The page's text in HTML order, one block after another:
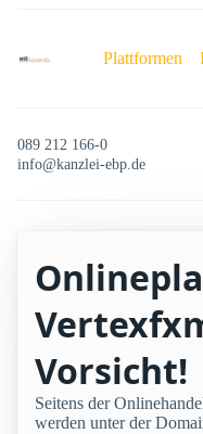
Plattformen
089 212 166-0
info@kanzlei-ebp.de
Vorsicht!
Seitens der
werden unter der